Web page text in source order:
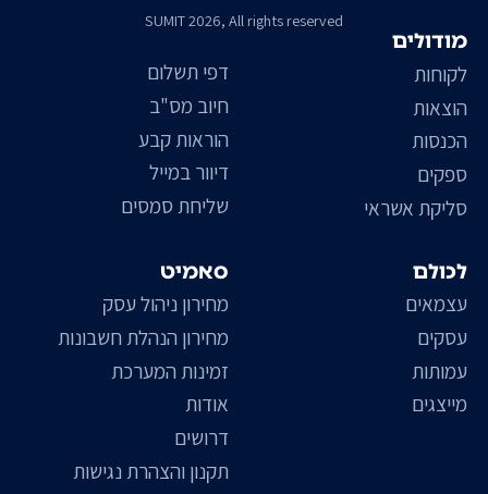
SUMIT 2026, All rights reserved
סאמיט
מחירון ניהול עסק
מחירון הנהלת חשבונות
זמינות המערכת
אודות
דרושים
תקנון והצהרת נגישות
דפי תשלום
חיוב מס"ב
הוראות קבע
דיוור במייל
שליחת סמסים
מודולים
לקוחות
הוצאות
הכנסות
ספקים
סליקת אשראי
לכולם
עצמאים
עסקים
עמותות
מייצגים